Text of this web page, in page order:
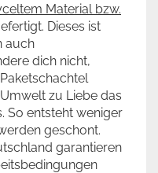
Material bzw.
Dieses ist
auch
dich nicht,
zu Liebe das
So entsteht weniger
geschont.
garantieren